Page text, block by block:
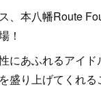
、本八幡Route
！
にあふれるアイ
盛り上げてくれる